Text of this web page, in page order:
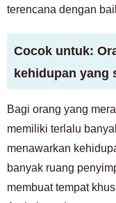
terencana dengan
Cocok untuk:
kehidupan yang
Bagi orang yang
memiliki terlalu
menawarkan
banyak ruang
membuat tempat